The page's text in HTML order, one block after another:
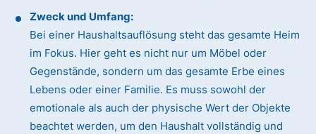
Zweck und Umfang:
Bei einer Haushaltsauflösung steht das gesamte Heim
im Fokus. Hier geht es nicht nur um Möbel oder
Gegenstände, sondern um das gesamte Erbe eines
Lebens oder einer Familie. Es muss sowohl der
emotionale als auch der physische Wert der Objekte
beachtet werden, um den Haushalt vollständig und